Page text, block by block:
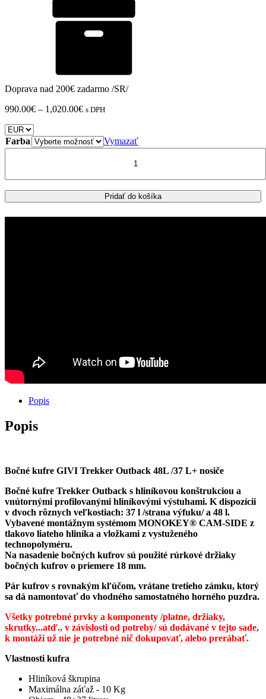
Doprava nad 200€ zadarmo /SR/
990.00€ – 1,020.00€Price
through
1,020.00€
s DPH
Farba
Vymazať
/
Tracer
9
Pridať do košíka
Popis
Popis
Bočné kufre GIVI Trekker Outback 48L /37 L+ nosiče
Bočné kufre Trekker Outback s hliníkovou konštrukciou a
vnútornými profilovanými hliníkovými výstuhami. K dispozícii
v dvoch rôznych veľkostiach: 37 l /strana výfuku/ a 48 l.
Vybavené montážnym systémom MONOKEY® CAM-SIDE z
tlakovo liateho hliníka a vložkami z vystuženého
technopolyméru.
Na nasadenie bočných kufrov sú použité rúrkové držiaky
bočných kufrov o priemere 18 mm.
Pár kufrov s rovnakým kľúčom, vrátane tretieho zámku, ktorý
sa dá namontovať do vhodného samostatného horného puzdra.
Všetky potrebné prvky a komponenty /platne, držiaky,
skrutky...atď., v závislosti od potreby/ sú dodávané v tejto sade,
k montáži už nie je potrebné nič dokupovať, alebo prerábať.
Vlastnosti kufra
Hliníková škrupina
Maximálna záťaž - 10 Kg